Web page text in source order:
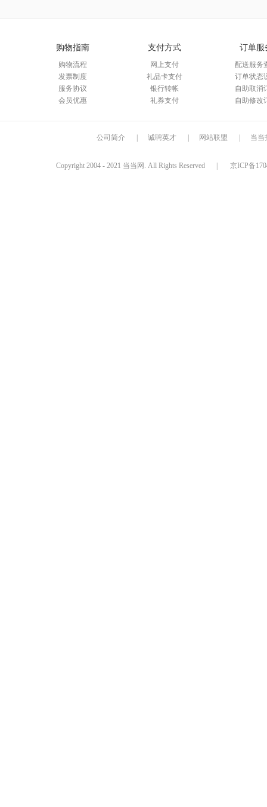
购物指南
购物流程
发票制度
服务协议
会员优惠
支付方式
网上支付
礼品卡支付
银行转帐
礼券支付
订单服
配送服务
订单状态
自助取消
自助修改
公司简介 诚聘英才 网站联盟 当当
Copyright 2004 - 2021 当当网. All Rights Reserved 京ICP备